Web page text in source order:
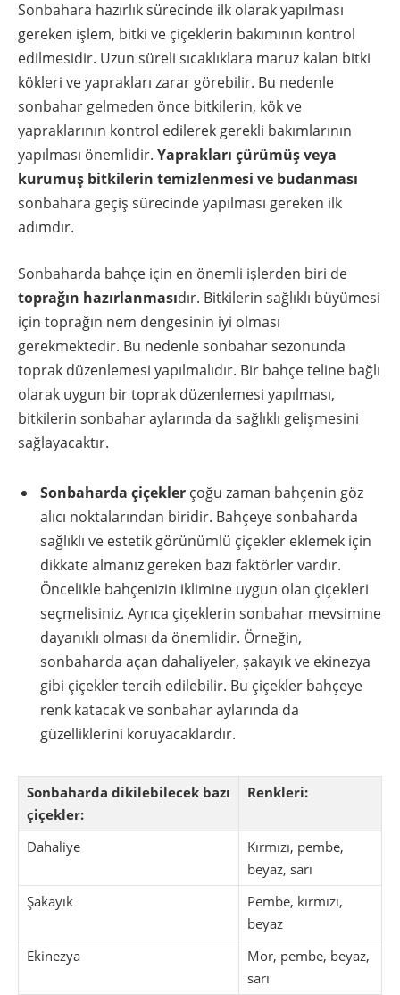
Sonbahara hazırlık sürecinde ilk olarak yapılması
gereken işlem, bitki ve çiçeklerin bakımının kontrol
edilmesidir. Uzun süreli sıcaklıklara maruz kalan bitki
kökleri ve yaprakları zarar görebilir. Bu nedenle
sonbahar gelmeden önce bitkilerin, kök ve
yapraklarının kontrol edilerek gerekli bakımlarının
yapılması önemlidir. Yaprakları çürümüş veya
kurumuş bitkilerin temizlenmesi ve budanması
sonbahara geçiş sürecinde yapılması gereken ilk
adımdır.
Sonbaharda bahçe için en önemli işlerden biri de
toprağın hazırlanmasıdır. Bitkilerin sağlıklı büyümesi
için toprağın nem dengesinin iyi olması
gerekmektedir. Bu nedenle sonbahar sezonunda
toprak düzenlemesi yapılmalıdır. Bir bahçe teline bağlı
olarak uygun bir toprak düzenlemesi yapılması,
bitkilerin sonbahar aylarında da sağlıklı gelişmesini
sağlayacaktır.
Sonbaharda çiçekler çoğu zaman bahçenin göz
alıcı noktalarından biridir. Bahçeye sonbaharda
sağlıklı ve estetik görünümlü çiçekler eklemek için
dikkate almanız gereken bazı faktörler vardır.
Öncelikle bahçenizin iklimine uygun olan çiçekleri
seçmelisiniz. Ayrıca çiçeklerin sonbahar mevsimine
dayanıklı olması da önemlidir. Örneğin,
sonbaharda açan dahaliyeler, şakayık ve ekinezya
gibi çiçekler tercih edilebilir. Bu çiçekler bahçeye
renk katacak ve sonbahar aylarında da
güzelliklerini koruyacaklardır.
Sonbaharda dikilebilecek bazı
çiçekler:
Renkleri:
Dahaliye
Kırmızı, pembe,
beyaz, sarı
Şakayık
Pembe, kırmızı,
beyaz
Ekinezya
Mor, pembe, beyaz,
sarı